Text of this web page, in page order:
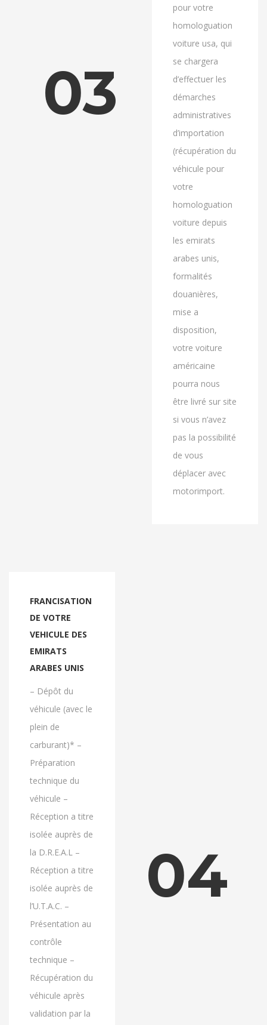
03
pour votre
homologuation
voiture usa, qui
se chargera
d’effectuer les
démarches
administratives
d’importation
(récupération du
véhicule pour
votre
homologuation
voiture depuis
les emirats
arabes unis,
formalités
douanières,
mise a
disposition,
votre voiture
américaine
pourra nous
être livré sur site
si vous n’avez
pas la possibilité
de vous
déplacer avec
motorimport.
04
FRANCISATION
DE VOTRE
VEHICULE DES
EMIRATS
ARABES UNIS
– Dépôt du
véhicule (avec le
plein de
carburant)* –
Préparation
technique du
véhicule –
Réception a titre
isolée auprès de
la D.R.E.A.L –
Réception a titre
isolée auprès de
l’U.T.A.C. –
Présentation au
contrôle
technique –
Récupération du
véhicule après
validation par la